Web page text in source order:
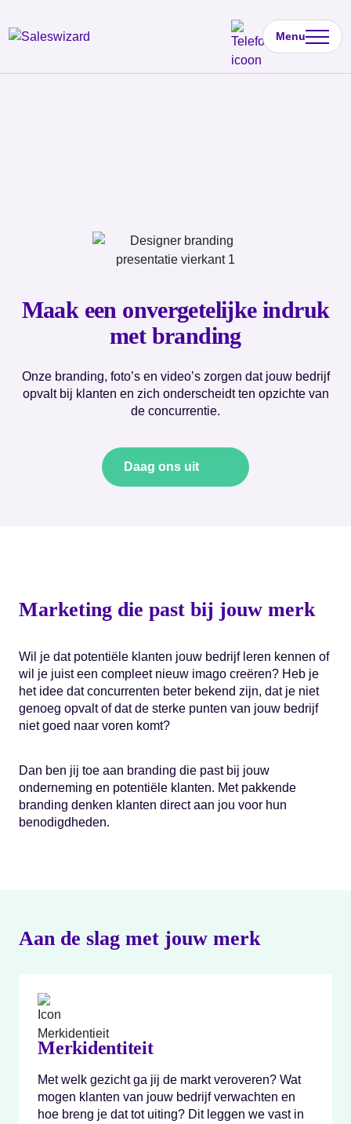
Menu
Maak een onvergetelijke indruk
met branding
Onze branding, foto’s en video’s zorgen dat jouw bedrijf
opvalt bij klanten en zich onderscheidt ten opzichte van
de concurrentie.
Daag ons uit
Marketing die past bij jouw merk
Wil je dat potentiële klanten jouw bedrijf leren kennen of
wil je juist een compleet nieuw imago creëren? Heb je
het idee dat concurrenten beter bekend zijn, dat je niet
genoeg opvalt of dat de sterke punten van jouw bedrijf
niet goed naar voren komt?
Dan ben jij toe aan branding die past bij jouw
onderneming en potentiële klanten. Met pakkende
branding denken klanten direct aan jou voor hun
benodigdheden.
Aan de slag met jouw merk
Merkidentiteit
Met welk gezicht ga jij de markt veroveren? Wat
mogen klanten van jouw bedrijf verwachten en
hoe breng je dat tot uiting? Dit leggen we vast in